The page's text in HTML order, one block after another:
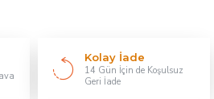
Kolay İade
14 Gün İçin de Koşulsuz
Geri İade